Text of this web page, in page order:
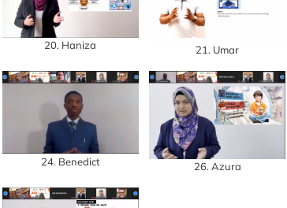
20. Haniza 21. Umar
24. Benedict 26. Azura